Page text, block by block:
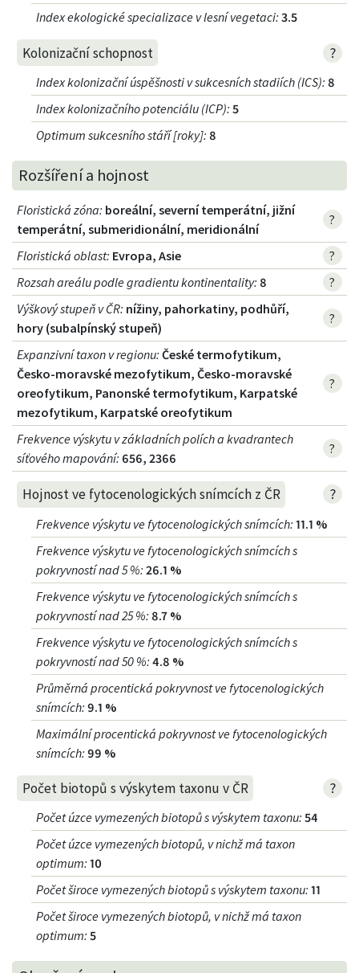
Index ekologické specializace v lesní vegetaci: 3.5
Kolonizační schopnost ?
Index kolonizační úspěšnosti v sukcesních stadiích (ICS): 8
Index kolonizačního potenciálu (ICP): 5
Optimum sukcesního stáří [roky]: 8
Rozšíření a hojnost
Floristická zóna: boreální, severní temperátní, jižní
temperátní, submeridionální, meridionální
?
Floristická oblast: Evropa, Asie
?
Rozsah areálu podle gradientu kontinentality: 8
?
Výškový stupeň v ČR: nížiny, pahorkatiny, podhůří,
hory (subalpínský stupeň)
?
Expanzivní taxon v regionu: České termofytikum,
Česko-moravské mezofytikum, Česko-moravské
oreofytikum, Panonské termofytikum, Karpatské
mezofytikum, Karpatské oreofytikum
?
Frekvence výskytu v základních polích a kvadrantech
síťového mapování: 656, 2366
?
Hojnost ve fytocenologických snímcích z ČR ?
Frekvence výskytu ve fytocenologických snímcích: 11.1 %
Frekvence výskytu ve fytocenologických snímcích s
pokryvností nad 5 %: 26.1 %
Frekvence výskytu ve fytocenologických snímcích s
pokryvností nad 25 %: 8.7 %
Frekvence výskytu ve fytocenologických snímcích s
pokryvností nad 50 %: 4.8 %
Průměrná procentická pokryvnost ve fytocenologických
snímcích: 9.1 %
Maximální procentická pokryvnost ve fytocenologických
snímcích: 99 %
Počet biotopů s výskytem taxonu v ČR ?
Počet úzce vymezených biotopů s výskytem taxonu: 54
Počet úzce vymezených biotopů, v nichž má taxon
optimum: 10
Počet široce vymezených biotopů s výskytem taxonu: 11
Počet široce vymezených biotopů, v nichž má taxon
optimum: 5